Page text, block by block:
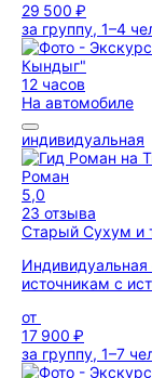
29 500 ₽
за группу, 1–4
12 часов
На автомобиле
индивидуальная
Роман
5,0
23 отзыва
Старый Сухум и
Индивидуальная
источникам с
от
17 900 ₽
за группу, 1–7